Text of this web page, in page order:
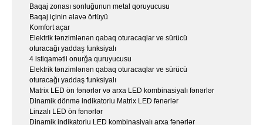
Baqaj zonası sonluğunun metal qoruyucusu
Baqaj içinin əlavə örtüyü
Komfort açar
Elektrik tənzimlənən qabaq oturacaqlar ve sürücü
oturacağı yaddaş funksiyalı
4 istiqamətli onurğa quruyucusu
Elektrik tənzimlənən qabaq oturacaqlar ve sürücü
oturacağı yaddaş funksiyalı
Matrix LED ön fənərlər və arxa LED kombinasiyalı fənərlər
Dinamik dönmə indikatorlu Matrix LED fənərlər
Linzalı LED ön fənərlər
Dinamik indikatorlu LED kombinasiyalı arxa fənərlər